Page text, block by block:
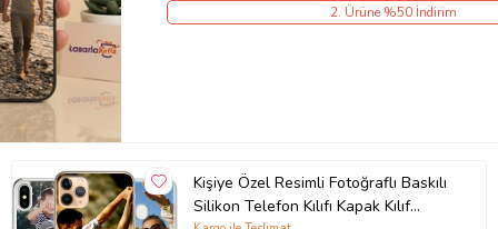
2. Ürüne %50 İndirim
Kişiye Özel Resimli Fotoğraflı Baskılı
Silikon Telefon Kılıfı Kapak Kılıf